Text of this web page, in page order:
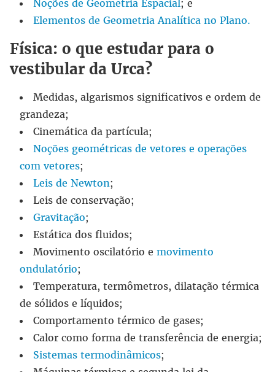
Noções de Geometria Espacial; e
Elementos de Geometria Analítica no Plano.
Física: o que estudar para o
vestibular da Urca?
Medidas, algarismos significativos e ordem de
grandeza;
Cinemática da partícula;
Noções geométricas de vetores e operações
com vetores;
Leis de Newton;
Leis de conservação;
Gravitação;
Estática dos fluidos;
Movimento oscilatório e movimento
ondulatório;
Temperatura, termômetros, dilatação térmica
de sólidos e líquidos;
Comportamento térmico de gases;
Calor como forma de transferência de energia;
Sistemas termodinâmicos;